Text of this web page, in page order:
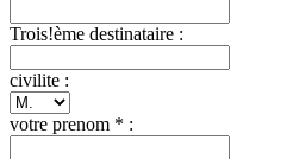
Trois!ème destinataire :
civilite :
votre prenom * :